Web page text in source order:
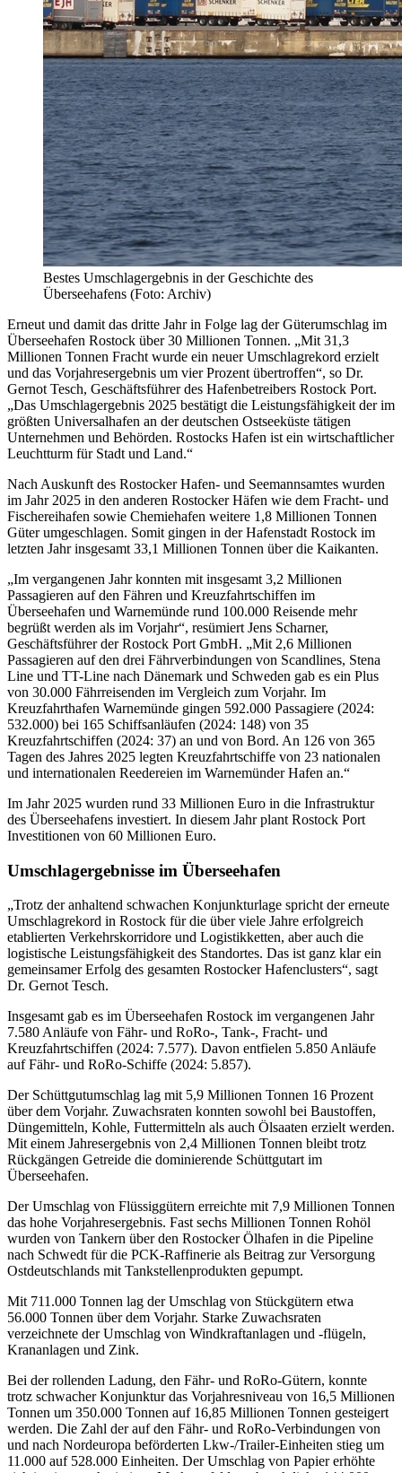
Bestes Umschlagergebnis in der Geschichte des
Überseehafens (Foto: Archiv)
Erneut und damit das dritte Jahr in Folge lag der Güterumschlag im
Überseehafen Rostock über 30 Millionen Tonnen. „Mit 31,3
Millionen Tonnen Fracht wurde ein neuer Umschlagrekord erzielt
und das Vorjahresergebnis um vier Prozent übertroffen“, so Dr.
Gernot Tesch, Geschäftsführer des Hafenbetreibers Rostock Port.
„Das Umschlagergebnis 2025 bestätigt die Leistungsfähigkeit der im
größten Universalhafen an der deutschen Ostseeküste tätigen
Unternehmen und Behörden. Rostocks Hafen ist ein wirtschaftlicher
Leuchtturm für Stadt und Land.“
Nach Auskunft des Rostocker Hafen- und Seemannsamtes wurden
im Jahr 2025 in den anderen Rostocker Häfen wie dem Fracht- und
Fischereihafen sowie Chemiehafen weitere 1,8 Millionen Tonnen
Güter umgeschlagen. Somit gingen in der Hafenstadt Rostock im
letzten Jahr insgesamt 33,1 Millionen Tonnen über die Kaikanten.
„Im vergangenen Jahr konnten mit insgesamt 3,2 Millionen
Passagieren auf den Fähren und Kreuzfahrtschiffen im
Überseehafen und Warnemünde rund 100.000 Reisende mehr
begrüßt werden als im Vorjahr“, resümiert Jens Scharner,
Geschäftsführer der Rostock Port GmbH. „Mit 2,6 Millionen
Passagieren auf den drei Fährverbindungen von Scandlines, Stena
Line und TT-Line nach Dänemark und Schweden gab es ein Plus
von 30.000 Fährreisenden im Vergleich zum Vorjahr. Im
Kreuzfahrthafen Warnemünde gingen 592.000 Passagiere (2024:
532.000) bei 165 Schiffsanläufen (2024: 148) von 35
Kreuzfahrtschiffen (2024: 37) an und von Bord. An 126 von 365
Tagen des Jahres 2025 legten Kreuzfahrtschiffe von 23 nationalen
und internationalen Reedereien im Warnemünder Hafen an.“
Im Jahr 2025 wurden rund 33 Millionen Euro in die Infrastruktur
des Überseehafens investiert. In diesem Jahr plant Rostock Port
Investitionen von 60 Millionen Euro.
Umschlagergebnisse im Überseehafen
„Trotz der anhaltend schwachen Konjunkturlage spricht der erneute
Umschlagrekord in Rostock für die über viele Jahre erfolgreich
etablierten Verkehrskorridore und Logistikketten, aber auch die
logistische Leistungsfähigkeit des Standortes. Das ist ganz klar ein
gemeinsamer Erfolg des gesamten Rostocker Hafenclusters“, sagt
Dr. Gernot Tesch.
Insgesamt gab es im Überseehafen Rostock im vergangenen Jahr
7.580 Anläufe von Fähr- und RoRo-, Tank-, Fracht- und
Kreuzfahrtschiffen (2024: 7.577). Davon entfielen 5.850 Anläufe
auf Fähr- und RoRo-Schiffe (2024: 5.857).
Der Schüttgutumschlag lag mit 5,9 Millionen Tonnen 16 Prozent
über dem Vorjahr. Zuwachsraten konnten sowohl bei Baustoffen,
Düngemitteln, Kohle, Futtermitteln als auch Ölsaaten erzielt werden.
Mit einem Jahresergebnis von 2,4 Millionen Tonnen bleibt trotz
Rückgängen Getreide die dominierende Schüttgutart im
Überseehafen.
Der Umschlag von Flüssiggütern erreichte mit 7,9 Millionen Tonnen
das hohe Vorjahresergebnis. Fast sechs Millionen Tonnen Rohöl
wurden von Tankern über den Rostocker Ölhafen in die Pipeline
nach Schwedt für die PCK-Raffinerie als Beitrag zur Versorgung
Ostdeutschlands mit Tankstellenprodukten gepumpt.
Mit 711.000 Tonnen lag der Umschlag von Stückgütern etwa
56.000 Tonnen über dem Vorjahr. Starke Zuwachsraten
verzeichnete der Umschlag von Windkraftanlagen und -flügeln,
Krananlagen und Zink.
Bei der rollenden Ladung, den Fähr- und RoRo-Gütern, konnte
trotz schwacher Konjunktur das Vorjahresniveau von 16,5 Millionen
Tonnen um 350.000 Tonnen auf 16,85 Millionen Tonnen gesteigert
werden. Die Zahl der auf den Fähr- und RoRo-Verbindungen von
und nach Nordeuropa beförderten Lkw-/Trailer-Einheiten stieg um
11.000 auf 528.000 Einheiten. Der Umschlag von Papier erhöhte